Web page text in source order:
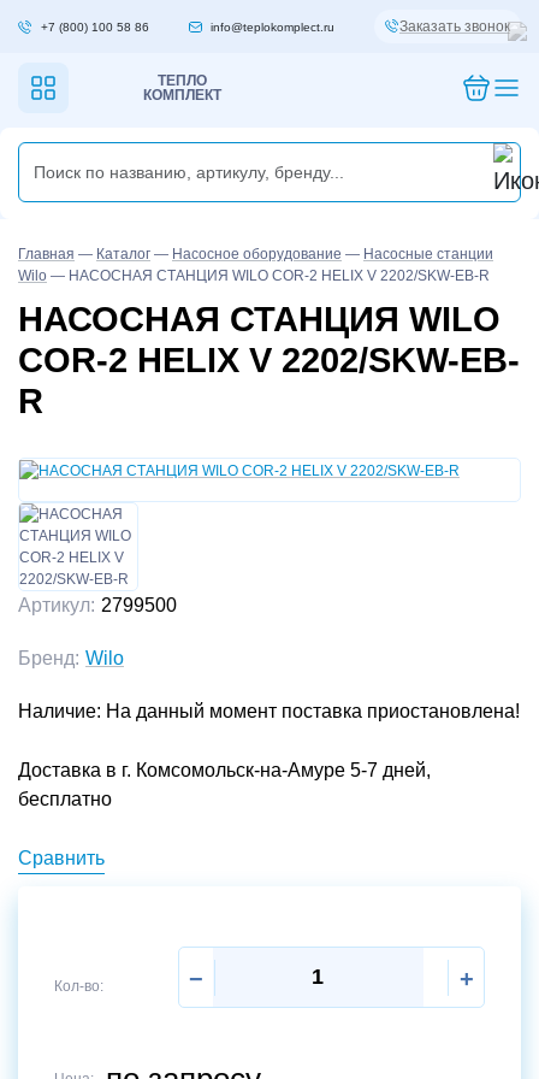
+7 (800) 100 58 86 info@teplokomplect.ru Заказать звонок
ТЕПЛО
КОМПЛЕКТ
Главная — Каталог — Насосное оборудование — Насосные станции
Wilo — НАСОСНАЯ СТАНЦИЯ WILO COR-2 HELIX V 2202/SKW-EB-R
НАСОСНАЯ СТАНЦИЯ WILO
COR-2 HELIX V 2202/SKW-EB-
R
Артикул: 2799500
Бренд: Wilo
Наличие: На данный момент поставка приостановлена!
Доставка в г. Комсомольск-на-Амуре 5-7 дней,
бесплатно
Сравнить
Кол-во: − +